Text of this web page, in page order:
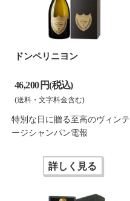
ドンペリニヨン
46,200 円(税込)
(送料・文字料金含む)
特別な日に贈る至高のヴィンテ
ージシャンパン電報
詳しく見る